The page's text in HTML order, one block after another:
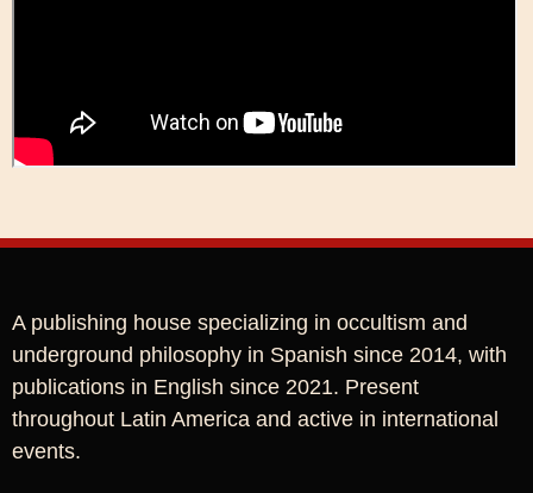
A publishing house specializing in occultism and
underground philosophy in Spanish since 2014, with
publications in English since 2021. Present
throughout Latin America and active in international
events.